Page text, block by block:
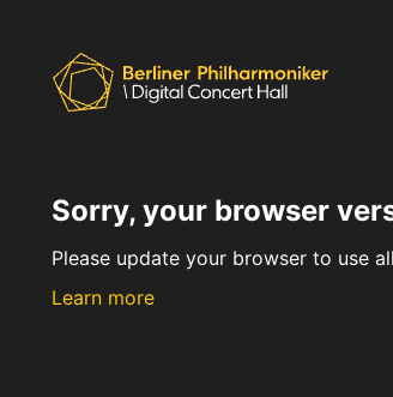
Sorry, your browser
Please update your browser to use
Learn more